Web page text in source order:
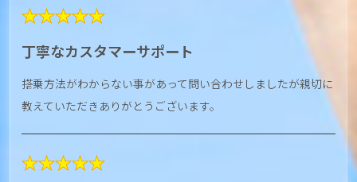
★★★★★
丁寧なカスタマーサポート
搭乗方法がわからない事があって問い合わせしましたが親切に
教えていただきありがとうございます。
★★★★★